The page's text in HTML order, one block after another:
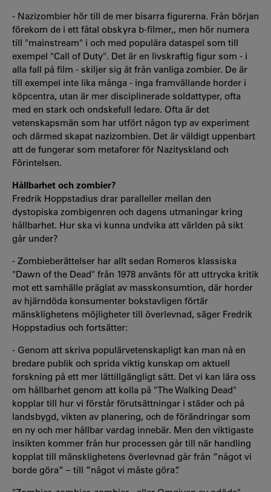
- Nazizombier hör till de mer bisarra figurerna. Från början
förekom de i ett fåtal obskyra b-filmer,, men hör numera
till "mainstream" i och med populära dataspel som till
exempel "Call of Duty". Det är en livskraftig figur som - i
alla fall på film - skiljer sig åt från vanliga zombier. De är
till exempel inte lika många - inga framvällande horder i
köpcentra, utan är mer disciplinerade soldattyper, ofta
med en stark och ondskefull ledare. Ofta är det
vetenskapsmän som har utfört någon typ av experiment
och därmed skapat nazizombien. Det är väldigt uppenbart
att de fungerar som metaforer för Nazityskland och
Förintelsen.
Hållbarhet och zombier?
Fredrik Hoppstadius drar paralleller mellan den
dystopiska zombigenren och dagens utmaningar kring
hållbarhet. Hur ska vi kunna undvika att världen på sikt
går under?
- Zombieberättelser har allt sedan Romeros klassiska
"Dawn of the Dead" från 1978 använts för att uttrycka kritik
mot ett samhälle präglat av masskonsumtion, där horder
av hjärndöda konsumenter bokstavligen förtär
mänsklighetens möjligheter till överlevnad, säger Fredrik
Hoppstadius och fortsätter:
- Genom att skriva populärvetenskapligt kan man nå en
bredare publik och sprida viktig kunskap om aktuell
forskning på ett mer lättillgängligt sätt. Det vi kan lära oss
om hållbarhet genom att kolla på "The Walking Dead"
kopplar till hur vi förstår förutsättningar i städer och på
landsbygd, vikten av planering, och de förändringar som
en ny och mer hållbar vardag innebär. Men den viktigaste
insikten kommer från hur processen går till när handling
kopplat till mänsklighetens överlevnad går från ”något vi
borde göra” – till ”något vi måste göra”.